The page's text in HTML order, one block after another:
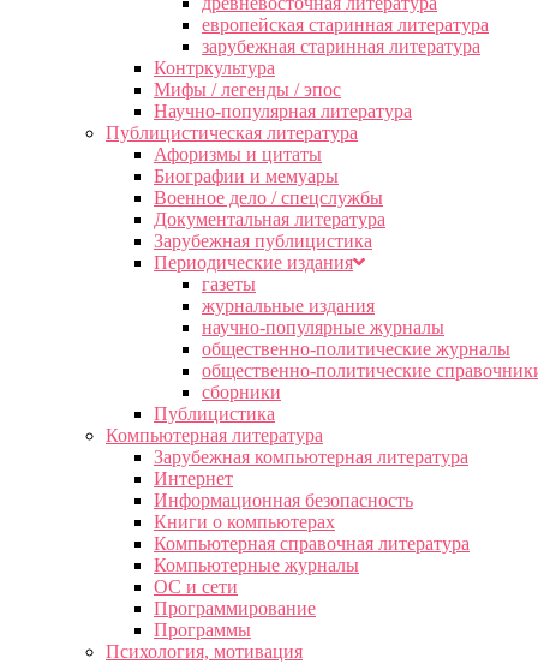
европейская старинная литература
зарубежная старинная литература
Контркультура
Мифы / легенды / эпос
Научно-популярная литература
Публицистическая литература
Афоризмы и цитаты
Биографии и мемуары
Военное дело / спецслужбы
Документальная литература
Зарубежная публицистика
Периодические издания
газеты
журнальные издания
научно-популярные журналы
общественно-политические журналы
общественно-политические
сборники
Публицистика
Компьютерная литература
Зарубежная компьютерная литература
Интернет
Информационная безопасность
Книги о компьютерах
Компьютерная справочная литература
Компьютерные журналы
ОС и сети
Программирование
Программы
Психология, мотивация